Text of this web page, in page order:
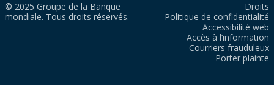
© 2025 Groupe de la Banque
mondiale. Tous droits réservés.
Droits
Politique de confidentialité
Accessibilité web
Accès à l’information
Courriers frauduleux
Porter plainte